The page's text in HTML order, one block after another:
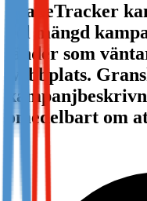
Not already our Publisher?
Sign up here
TradeTracker
hel mängd
länder som
webbplats.
omedelbart om